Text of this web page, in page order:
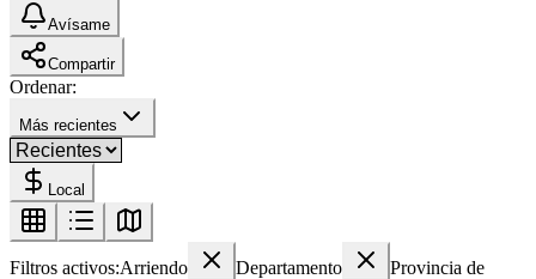
Avísame
Compartir
Ordenar:
Más recientes
Local
Filtros activos:Arriendo Departamento
Provincia de